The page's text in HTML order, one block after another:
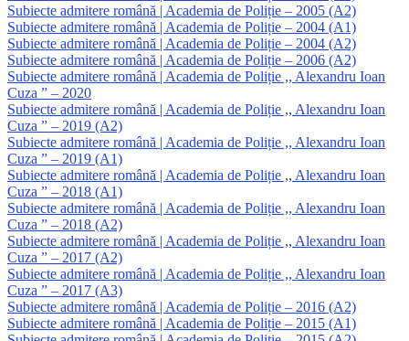
Subiecte admitere română | Academia de Poliție – 2005 (A2)
Subiecte admitere română | Academia de Poliție – 2004 (A1)
Subiecte admitere română | Academia de Poliție – 2004 (A2)
Subiecte admitere română | Academia de Poliție – 2006 (A2)
Subiecte admitere română | Academia de Poliție ,, Alexandru Ioan
Cuza ” – 2020
Subiecte admitere română | Academia de Poliție ,, Alexandru Ioan
Cuza ” – 2019 (A2)
Subiecte admitere română | Academia de Poliție ,, Alexandru Ioan
Cuza ” – 2019 (A1)
Subiecte admitere română | Academia de Poliție ,, Alexandru Ioan
Cuza ” – 2018 (A1)
Subiecte admitere română | Academia de Poliție ,, Alexandru Ioan
Cuza ” – 2018 (A2)
Subiecte admitere română | Academia de Poliție ,, Alexandru Ioan
Cuza ” – 2017 (A2)
Subiecte admitere română | Academia de Poliție ,, Alexandru Ioan
Cuza ” – 2017 (A3)
Subiecte admitere română | Academia de Poliție – 2016 (A2)
Subiecte admitere română | Academia de Poliție – 2015 (A1)